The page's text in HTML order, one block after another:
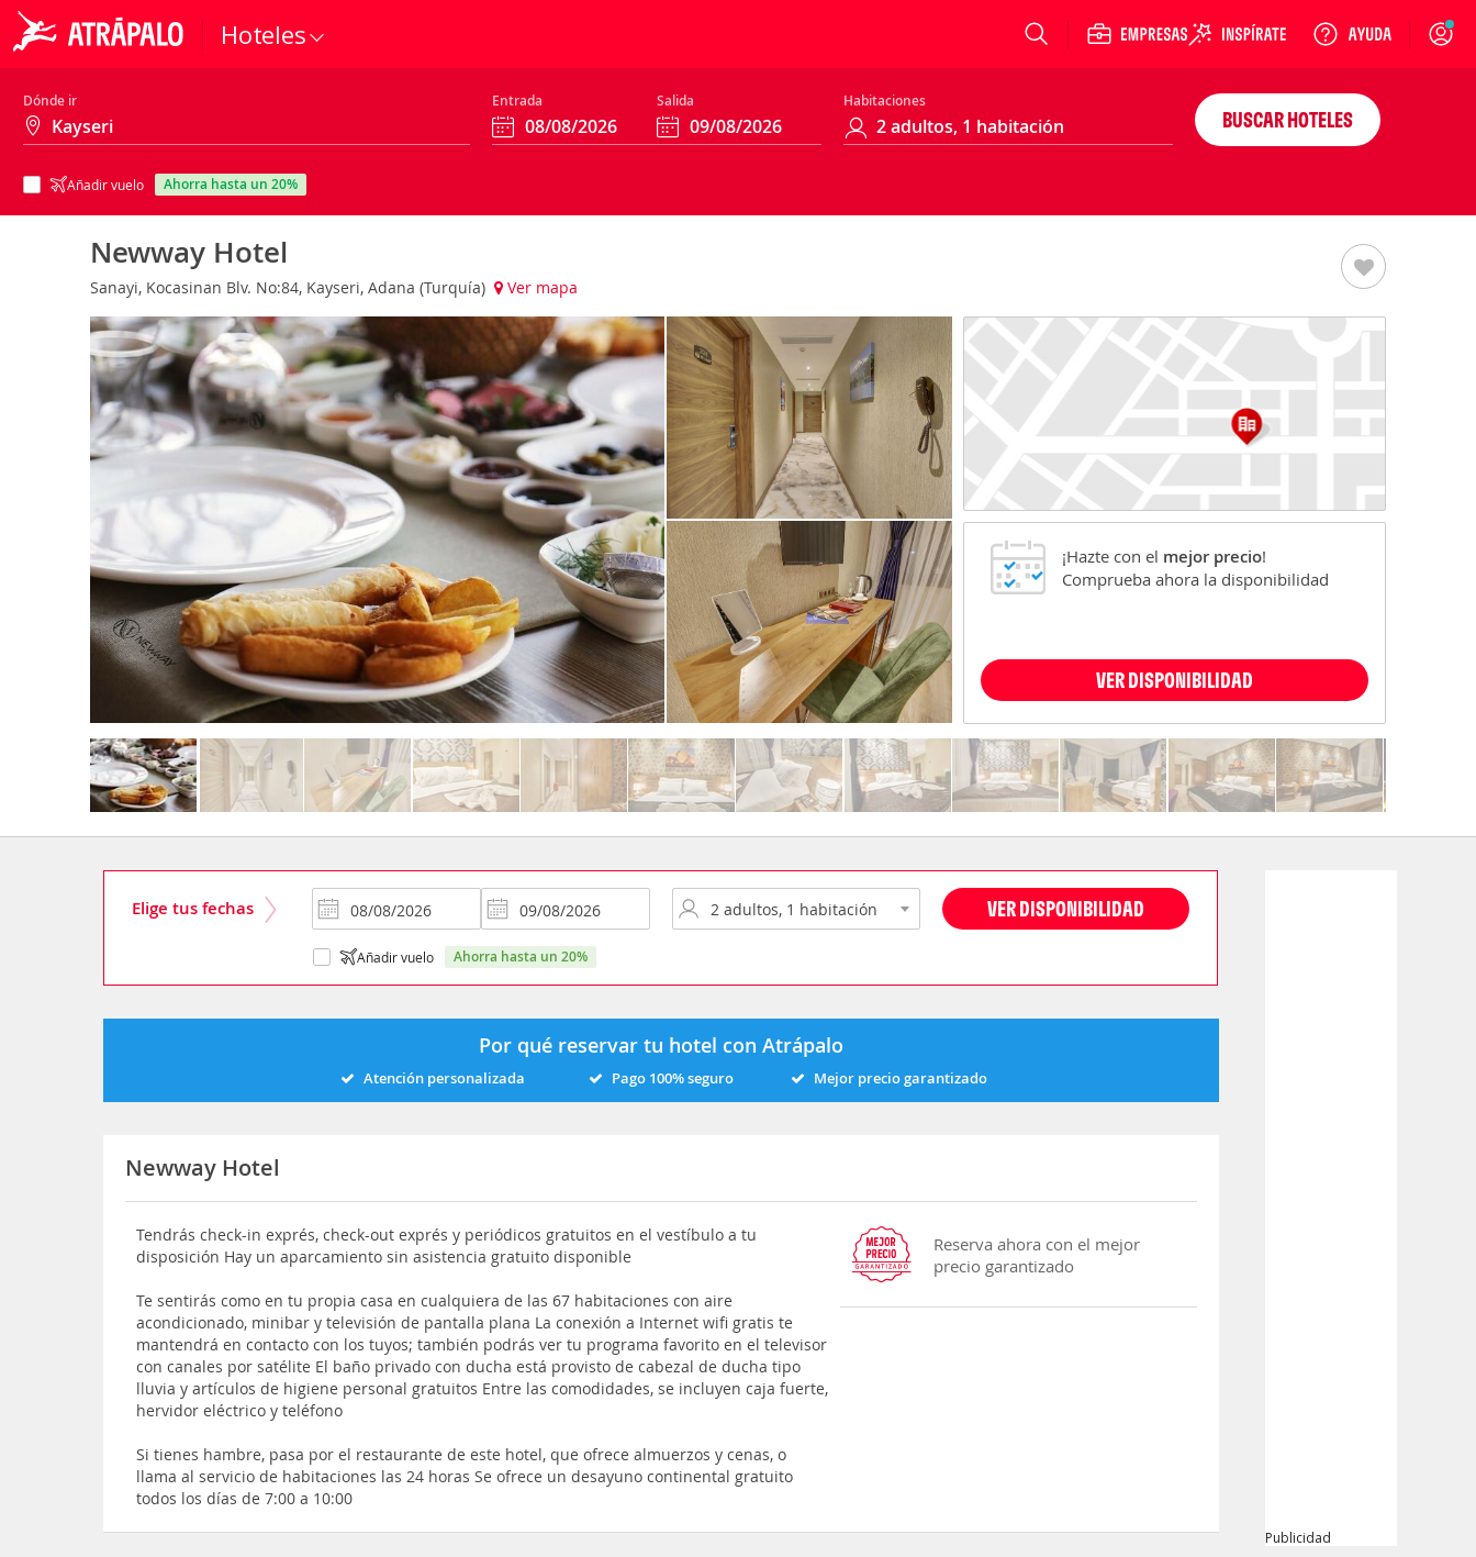
Hoteles Login
Dónde ir Entrada Salida Habitaciones
Añadir vuelo ahorra hasta un 20%
BUSCAR HOTELES
Newway Hotel
Sanayi, Kocasinan Blv. No:84, Kayseri, Adana (Turquía) Ver mapa
¡Hazte con el mejor precio!
Comprueba ahora la disponibilidad
VER DISPONIBILIDAD
Elige tus fechas VER DISPONIBILIDAD
Añadir vuelo ahorra hasta un 20%
Por qué reservar tu hotel con Atrápalo
Atención personalizada Pago 100% seguro Mejor precio garantizado
Newway Hotel
Tendrás check-in exprés, check-out exprés y periódicos gratuitos en el vestíbulo a tu
disposición Hay un aparcamiento sin asistencia gratuito disponible
Te sentirás como en tu propia casa en cualquiera de las 67 habitaciones con aire
acondicionado, minibar y televisión de pantalla plana La conexión a Internet wifi gratis te
mantendrá en contacto con los tuyos; también podrás ver tu programa favorito en el televisor
con canales por satélite El baño privado con ducha está provisto de cabezal de ducha tipo
lluvia y artículos de higiene personal gratuitos Entre las comodidades, se incluyen caja fuerte,
hervidor eléctrico y teléfono
Si tienes hambre, pasa por el restaurante de este hotel, que ofrece almuerzos y cenas, o
llama al servicio de habitaciones las 24 horas Se ofrece un desayuno continental gratuito
todos los días de 7:00 a 10:00
Reserva ahora con el mejor
precio garantizado
Publicidad